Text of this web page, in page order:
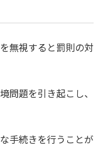
無視すると罰則の対
問題を引き起こし、
手続きを行うことが